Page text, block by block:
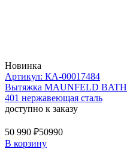
Новинка
Артикул: КА-00017484
Вытяжка MAUNFELD BATH
401 нержавеющая сталь
доступно к заказу
50 990 ₽50990
В корзину